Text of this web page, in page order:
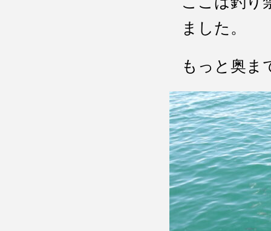
ました。
もっと奥ま